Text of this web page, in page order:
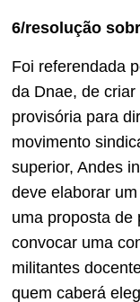
6/resolução
Foi referendada
da Dnae, de
provisória para
movimento
superior, Andes
deve elaborar
uma proposta de
convocar uma
militantes
quem caberá